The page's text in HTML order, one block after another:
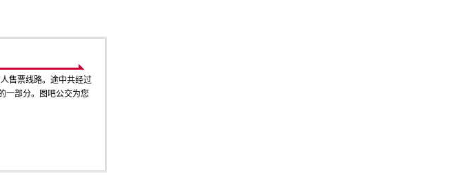
售票线路。途中共经过
一部分。图吧公交为您